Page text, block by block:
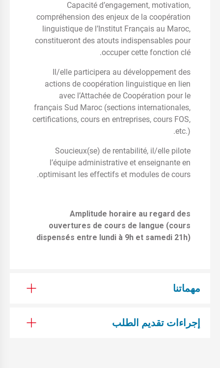
Capacité d’engagement, motivation,
compréhension des enjeux de la coopération
linguistique de l’Institut Français au Maroc,
constitueront des atouts indispensables pour
occuper cette fonction clé.
Il/elle participera au développement des
actions de coopération linguistique en lien
avec l’Attachée de Coopération pour le
français Sud Maroc (sections internationales,
certifications, cours en entreprises, cours FOS,
etc.).
Soucieux(se) de rentabilité, il/elle pilote
l’équipe administrative et enseignante en
optimisant les effectifs et modules de cours.
Amplitude horaire au regard des
ouvertures de cours de langue (cours
dispensés entre lundi à 9h et samedi 21h)
مهماتنا
إجراءات تقديم الطلب